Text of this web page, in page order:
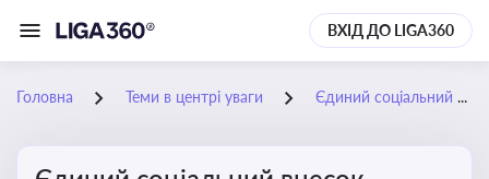
ВХІД ДО LIGA360
Головна Теми в центрі уваги Єдиний соціальний внесок